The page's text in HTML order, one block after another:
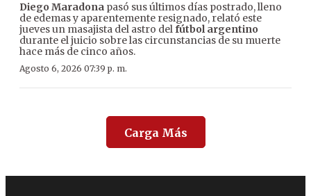
Diego Maradona pasó sus últimos días postrado, lleno
de edemas y aparentemente resignado, relató este
jueves un masajista del astro delfútbol argentino
durante el juicio sobre las circunstancias de su muerte
hace más de cinco años.
Agosto 6, 2026 07:39 p. m.
Carga Más